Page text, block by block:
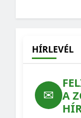
HÍRLEVÉL
✉
A